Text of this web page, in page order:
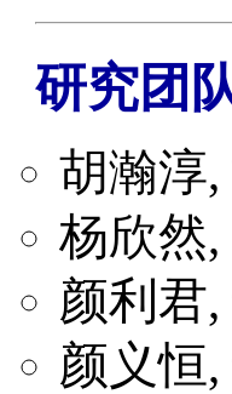
研究团
胡瀚淳,
杨欣然,
颜利君,
颜义恒,